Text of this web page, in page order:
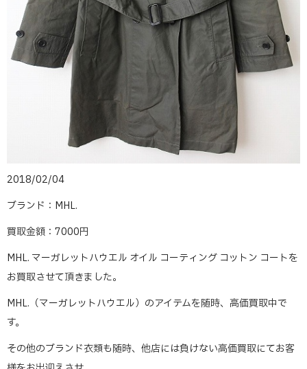
2018/02/04
ブランド：MHL.
買取金額：7000円
MHL. マーガレットハウエル オイル コーティング コットン コートを
お買取させて頂きました。
MHL.（マーガレットハウエル）のアイテムを随時、高価買取中で
す。
その他のブランド衣類も随時、他店には負けない高価買取にてお客